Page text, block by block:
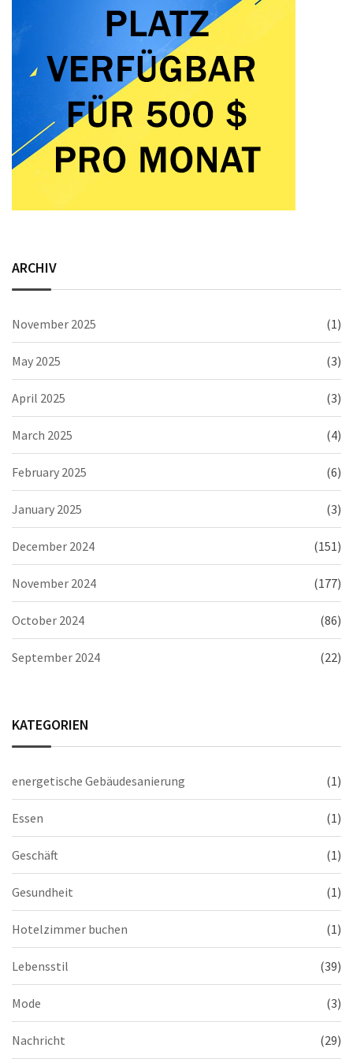
ARCHIV
November 2025 (1)
May 2025 (3)
April 2025 (3)
March 2025 (4)
February 2025 (6)
January 2025 (3)
December 2024 (151)
November 2024 (177)
October 2024 (86)
September 2024 (22)
KATEGORIEN
energetische Gebäudesanierung (1)
Essen (1)
Geschäft (1)
Gesundheit (1)
Hotelzimmer buchen (1)
Lebensstil (39)
Mode (3)
Nachricht (29)